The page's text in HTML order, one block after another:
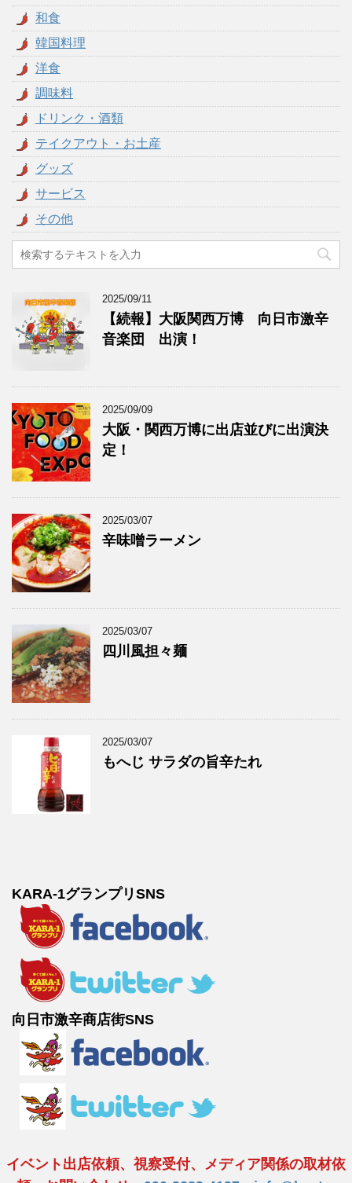
和食
韓国料理
洋食
調味料
ドリンク・酒類
テイクアウト・お土産
グッズ
サービス
その他
2025/09/11
【続報】大阪関西万博 向日市激辛
音楽団 出演！
2025/09/09
大阪・関西万博に出店並びに出演決
定！
2025/03/07
辛味噌ラーメン
2025/03/07
四川風担々麺
2025/03/07
もへじ サラダの旨辛たれ
KARA-1グランプリSNS
向日市激辛商店街SNS
イベント出店依頼、視察受付、メディア関係の取材依